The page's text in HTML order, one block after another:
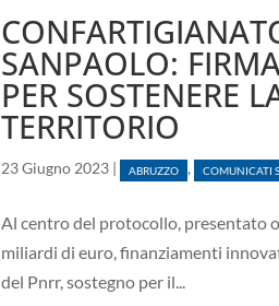
SANPAOLO:
PER SOSTENERE
TERRITORIO
23 Giugno 2023 | ABRUZZO , COMUNICATI
Al centro del protocollo, presentato
miliardi di euro, finanziamenti
del Pnrr, sostegno per il...